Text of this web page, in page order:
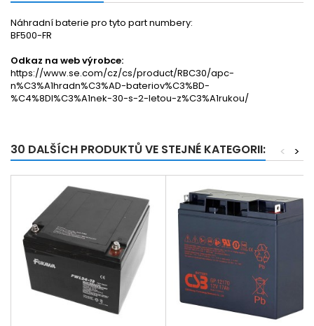
Náhradní baterie pro tyto part numbery:
BF500-FR
Odkaz na web výrobce:
https://www.se.com/cz/cs/product/RBC30/apc-
n%C3%A1hradn%C3%AD-bateriov%C3%BD-
%C4%8Dl%C3%A1nek-30-s-2-letou-z%C3%A1rukou/
30 DALŠÍCH PRODUKTŮ VE STEJNÉ KATEGORII: >
<